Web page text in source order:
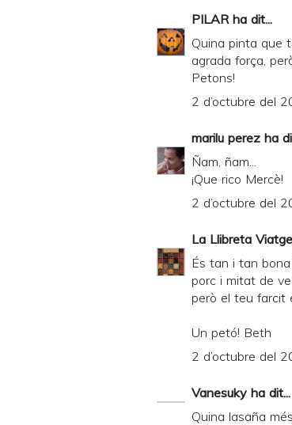
PILARha dit...
Quina pinta que
agrada força,
Petons!
2 d’octubre del
marilu perez ha
Ñam, ñam...
¡Que rico Mercè!
2 d’octubre del
La Llibreta
És tan i tan
porc i mitat de
però el teu farcit
Un petó! Beth
2 d’octubre del
Vanesuky ha dit...
Quina lasaña